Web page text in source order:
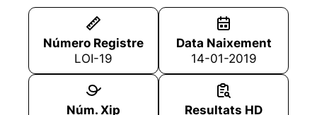
Número Registre
LOI-19
Data Naixement
14-01-2019
Núm. Xip
Resultats HD